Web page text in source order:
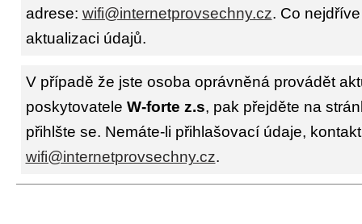
adrese: wifi@internetprovsechny.cz. Co
aktualizaci údajů.
V případě že jste osoba oprávněná provádět
poskytovatele W-forte z.s, pak přejděte na
přihlšte se. Nemáte-li přihlašovací údaje,
wifi@internetprovsechny.cz.